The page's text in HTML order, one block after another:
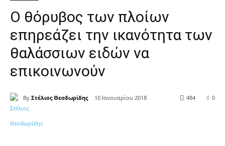
Ο θόρυβος των πλοίων
επηρεάζει την ικανότητα των
θαλάσσιων ειδών να
επικοινωνούν
By Στέλιος Θεοδωρίδης 10 Ιανουαρίου 2018 0
484